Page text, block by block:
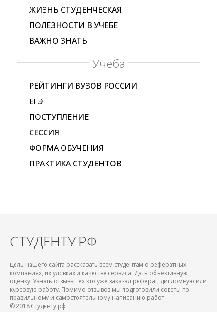
ЖИЗНЬ СТУДЕНЧЕСКАЯ
ПОЛЕЗНОСТИ В УЧЕБЕ
ВАЖНО ЗНАТЬ
Учеба
РЕЙТИНГИ ВУЗОВ РОССИИ
ЕГЭ
ПОСТУПЛЕНИЕ
СЕССИЯ
ФОРМА ОБУЧЕНИЯ
ПРАКТИКА СТУДЕНТОВ
СТУДЕНТУ.РФ
Цель нашего сайта рассказать всем студентам о рефератных
компаниях, их уловках и качестве сервиса. Дать объективную
оценку. Узнать отзывы тех кто уже заказал реферат, дипломную или
курсовую работу. Помимо отзывов мы подготовили советы по
правильному и самостоятельному написанию работ.
© 2018 Студенту.рф